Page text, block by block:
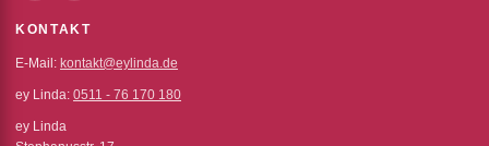
KONTAKT
E-Mail: kontakt@eylinda.de
ey Linda: 0511 - 76 170 180
ey Linda